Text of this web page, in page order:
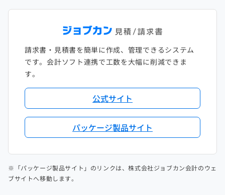
請求書・見積書を簡単に作成、管理できるシステム
です。会計ソフト連携で工数を大幅に削減できま
す。
公式サイト
パッケージ製品サイト
※「パッケージ製品サイト」のリンクは、株式会社ジョブカン会計のウェ
ブサイトへ移動します。